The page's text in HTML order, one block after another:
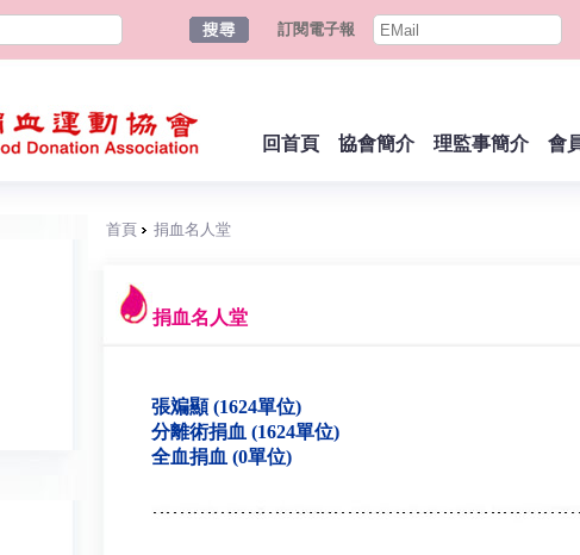
訂閱電子報
回首頁 協會簡介 理監事簡介 會
首頁 捐血名人堂
捐血名人堂
張斒顯 (1624單位)
分離術捐血 (1624單位)
全血捐血 (0單位)